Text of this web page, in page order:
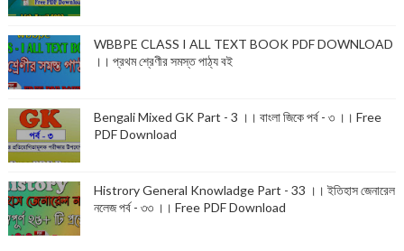
WBBPE CLASS I ALL TEXT BOOK PDF DOWNLOAD
।। প্রথম শ্রেণীর সমস্ত পাঠ্য বই
Bengali Mixed GK Part - 3 ।। বাংলা জিকে পর্ব - ৩ ।। Free
PDF Download
Histrory General Knowladge Part - 33 ।। ইতিহাস জেনারেল
নলেজ পর্ব - ৩৩ ।। Free PDF Download